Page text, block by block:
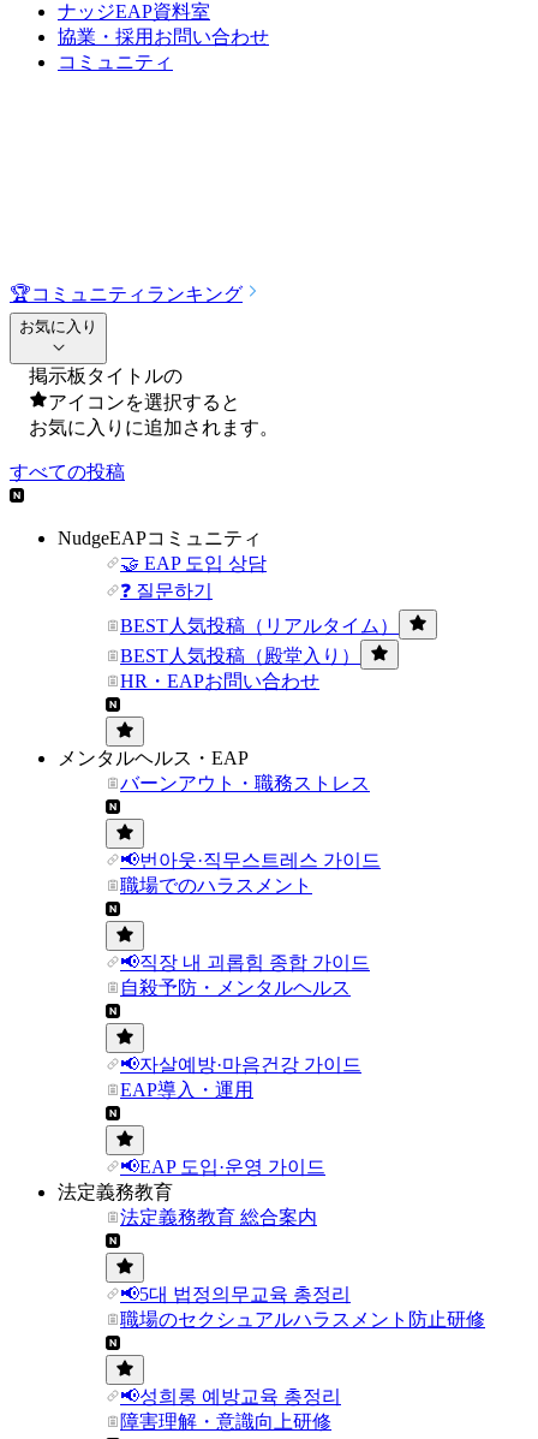
ナッジEAP資料室
協業・採用お問い合わせ
コミュニティ
🏆コミュニティランキング
お気に入り
掲示板タイトルの
アイコンを選択すると
お気に入りに追加されます。
すべての投稿
NudgeEAPコミュニティ
🤝 EAP 도입 상담
❓ 질문하기
BEST人気投稿（リアルタイム）
BEST人気投稿（殿堂入り）
HR・EAPお問い合わせ
メンタルヘルス・EAP
バーンアウト・職務ストレス
📢번아웃·직무스트레스 가이드
職場でのハラスメント
📢직장 내 괴롭힘 종합 가이드
自殺予防・メンタルヘルス
📢자살예방·마음건강 가이드
EAP導入・運用
📢EAP 도입·운영 가이드
法定義務教育
法定義務教育 総合案内
📢5대 법정의무교육 총정리
職場のセクシュアルハラスメント防止研修
📢성희롱 예방교육 총정리
障害理解・意識向上研修